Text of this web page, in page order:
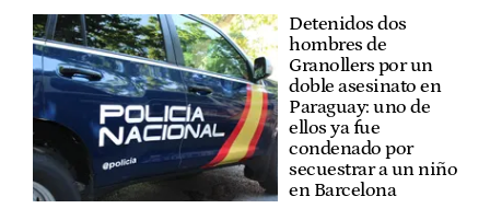
Detenidos dos
hombres de
Granollers por un
doble asesinato en
Paraguay: uno de
ellos ya fue
condenado por
secuestrar a un niño
en Barcelona